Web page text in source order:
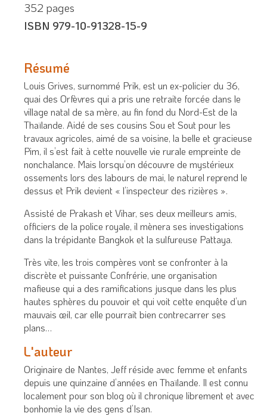
352 pages
ISBN 979-10-91328-15-9
Résumé
Louis Grives, surnommé Prik, est un ex-policier du 36,
quai des Orfèvres qui a pris une retraite forcée dans le
village natal de sa mère, au fin fond du Nord-Est de la
Thaïlande. Aidé de ses cousins Sou et Sout pour les
travaux agricoles, aimé de sa voisine, la belle et gracieuse
Pim, il s’est fait à cette nouvelle vie rurale empreinte de
nonchalance. Mais lorsqu’on découvre de mystérieux
ossements lors des labours de mai, le naturel reprend le
dessus et Prik devient « l’inspecteur des rizières ».
Assisté de Prakash et Vihar, ses deux meilleurs amis,
officiers de la police royale, il mènera ses investigations
dans la trépidante Bangkok et la sulfureuse Pattaya.
Très vite, les trois compères vont se confronter à la
discrète et puissante Confrérie, une organisation
mafieuse qui a des ramifications jusque dans les plus
hautes sphères du pouvoir et qui voit cette enquête d’un
mauvais œil, car elle pourrait bien contrecarrer ses
plans…
L'auteur
Originaire de Nantes, Jeff réside avec femme et enfants
depuis une quinzaine d’années en Thaïlande. Il est connu
localement pour son blog où il chronique librement et avec
bonhomie la vie des gens d’Isan.